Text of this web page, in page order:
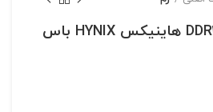
رم 4 گیگابایت DDR3 هاینیکس HYNIX باس